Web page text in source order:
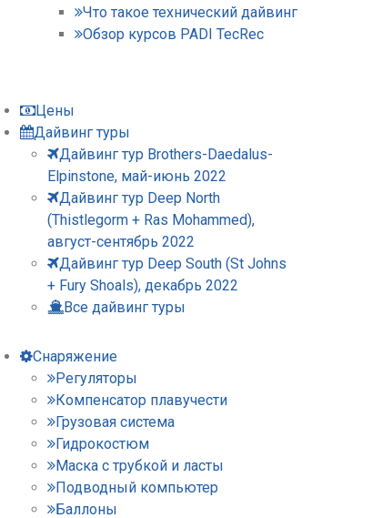
Что такое технический дайвинг
Обзор курсов PADI TecRec
Цены
Дайвинг туры
Дайвинг тур Brothers-Daedalus-
Elpinstone, май-июнь 2022
Дайвинг тур Deep North
(Thistlegorm + Ras Mohammed),
август-сентябрь 2022
Дайвинг тур Deep South (St Johns
+ Fury Shoals), декабрь 2022
Все дайвинг туры
Снаряжение
Регуляторы
Компенсатор плавучести
Грузовая система
Гидрокостюм
Маска с трубкой и ласты
Подводный компьютер
Баллоны